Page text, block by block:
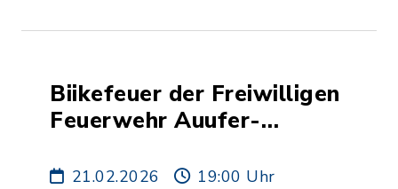
Biikefeuer der Freiwilligen
Feuerwehr Auufer-
21.02.2026
19:00 Uhr